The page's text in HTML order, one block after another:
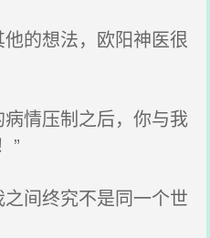
的想法，欧阳神医很
情压制之后，你与我
”
间终究不是同一个世